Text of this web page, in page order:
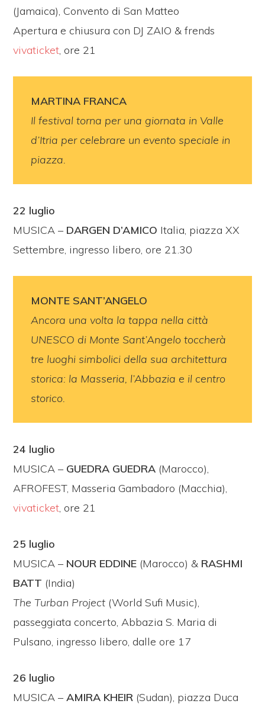
(Jamaica), Convento di San Matteo
Apertura e chiusura con DJ ZAIO & frends
vivaticket, ore 21
MARTINA FRANCA
Il festival torna per una giornata in Valle
d’Itria per celebrare un evento speciale in
piazza.
22 luglio
MUSICA – DARGEN D’AMICO Italia, piazza XX
Settembre, ingresso libero, ore 21.30
MONTE SANT’ANGELO
Ancora una volta la tappa nella città
UNESCO di Monte Sant’Angelo toccherà
tre luoghi simbolici della sua architettura
storica: la Masseria, l’Abbazia e il centro
storico.
24 luglio
MUSICA – GUEDRA GUEDRA (Marocco),
AFROFEST, Masseria Gambadoro (Macchia),
vivaticket, ore 21
25 luglio
MUSICA – NOUR EDDINE (Marocco) & RASHMI
BATT (India)
The Turban Project (World Sufi Music),
passeggiata concerto, Abbazia S. Maria di
Pulsano, ingresso libero, dalle ore 17
26 luglio
MUSICA –AMIRA KHEIR (Sudan), piazza Duca